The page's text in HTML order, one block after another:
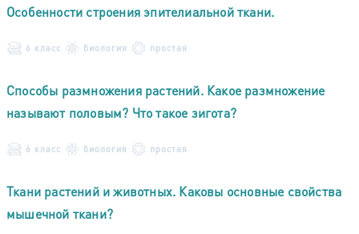
Особенности строения эпителиальной ткани.
6 класс биология простая
Способы размножения растений. Какое размножение
называют половым? Что такое зигота?
6 класс биология простая
Ткани растений и животных. Каковы основные свойства
мышечной ткани?